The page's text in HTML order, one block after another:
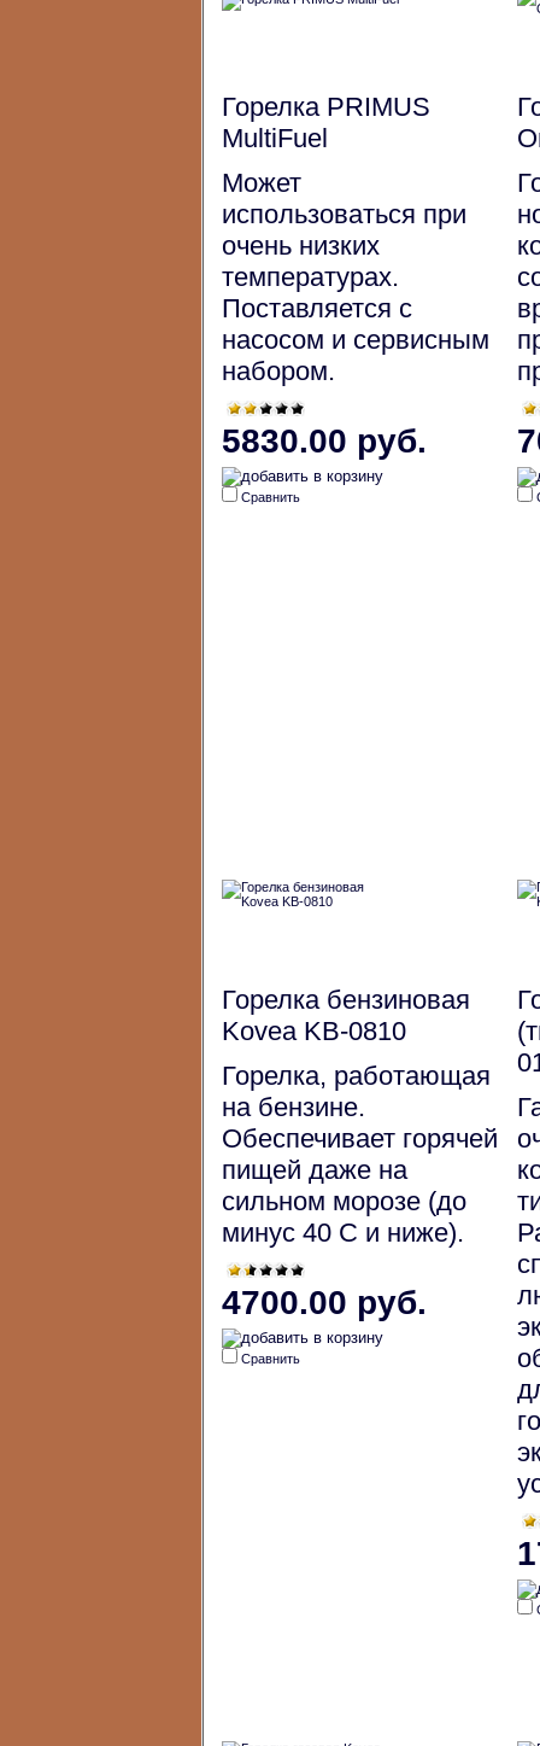
Горелка PRIMUS
MultiFuel
Может
использоваться при
очень низких
температурах.
Поставляется с
насосом и сервисным
набором.
5830.00 руб.
Сравнить
Горелка бензиновая
Kovea KB-0810
Горелка, работающая
на бензине.
Обеспечивает горячей
пищей даже на
сильном морозе (до
минус 40 С и ниже).
4700.00 руб.
Сравнить